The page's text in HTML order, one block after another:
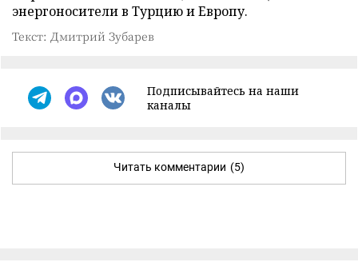
энергоносители в Турцию и Европу.
Текст: Дмитрий Зубарев
Подписывайтесь на наши
каналы
Читать комментарии (5)